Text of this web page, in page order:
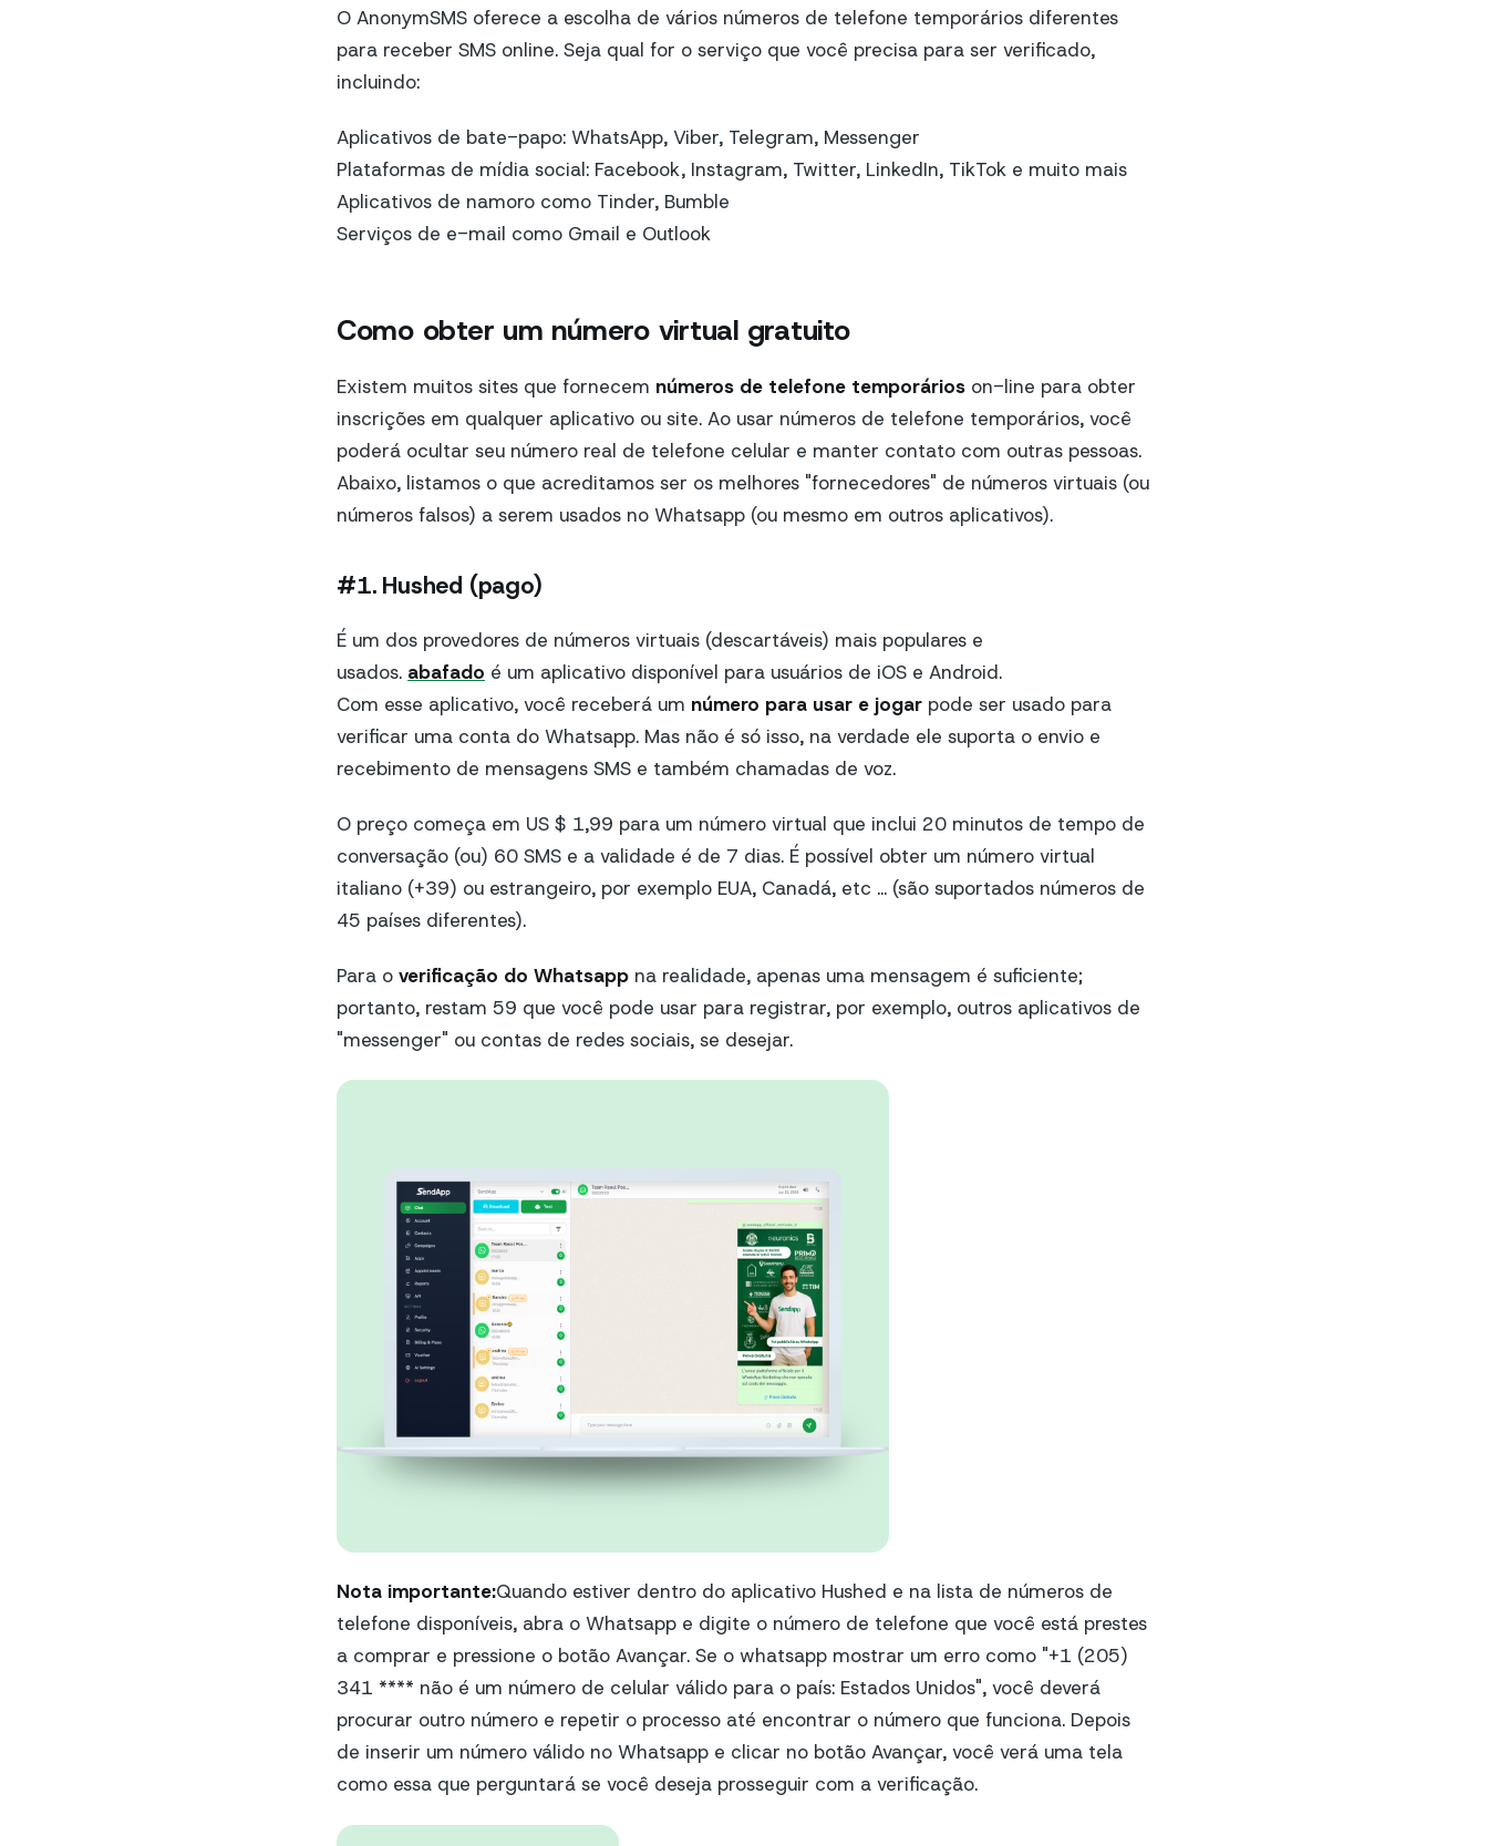
O AnonymSMS oferece a escolha de vários números de telefone temporários diferentes
para receber SMS online. Seja qual for o serviço que você precisa para ser verificado,
incluindo:
Aplicativos de bate-papo: WhatsApp, Viber, Telegram, Messenger
Plataformas de mídia social: Facebook, Instagram, Twitter, LinkedIn, TikTok e muito mais
Aplicativos de namoro como Tinder, Bumble
Serviços de e-mail como Gmail e Outlook
Como obter um número virtual gratuito
Existem muitos sites que fornecem números de telefone temporários on-line para obter
inscrições em qualquer aplicativo ou site. Ao usar números de telefone temporários, você
poderá ocultar seu número real de telefone celular e manter contato com outras pessoas.
Abaixo, listamos o que acreditamos ser os melhores "fornecedores" de números virtuais (ou
números falsos) a serem usados no Whatsapp (ou mesmo em outros aplicativos).
#1. Hushed (pago)
É um dos provedores de números virtuais (descartáveis) mais populares e
usados. abafado é um aplicativo disponível para usuários de iOS e Android.
Com esse aplicativo, você receberá um número para usar e jogar pode ser usado para
verificar uma conta do Whatsapp. Mas não é só isso, na verdade ele suporta o envio e
recebimento de mensagens SMS e também chamadas de voz.
O preço começa em US $ 1,99 para um número virtual que inclui 20 minutos de tempo de
conversação (ou) 60 SMS e a validade é de 7 dias. É possível obter um número virtual
italiano (+39) ou estrangeiro, por exemplo EUA, Canadá, etc ... (são suportados números de
45 países diferentes).
Para o verificação do Whatsapp na realidade, apenas uma mensagem é suficiente;
portanto, restam 59 que você pode usar para registrar, por exemplo, outros aplicativos de
"messenger" ou contas de redes sociais, se desejar.
Nota importante:Quando estiver dentro do aplicativo Hushed e na lista de números de
telefone disponíveis, abra o Whatsapp e digite o número de telefone que você está prestes
a comprar e pressione o botão Avançar. Se o whatsapp mostrar um erro como "+1 (205)
341 **** não é um número de celular válido para o país: Estados Unidos", você deverá
procurar outro número e repetir o processo até encontrar o número que funciona. Depois
de inserir um número válido no Whatsapp e clicar no botão Avançar, você verá uma tela
como essa que perguntará se você deseja prosseguir com a verificação.